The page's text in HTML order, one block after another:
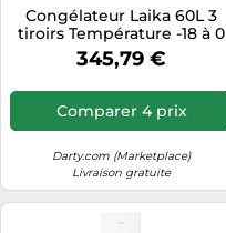
Congélateur Laika 60L 3
tiroirs Température -18 à 0
°C Bleu
345,79 €
Comparer 4 prix
Darty.com (Marketplace)
Livraison gratuite